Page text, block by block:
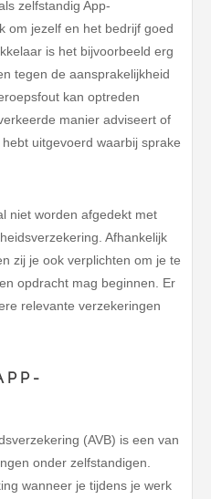
zelfstandig App-
om jezelf en het bedrijf goed
is het bijvoorbeeld erg
tegen de aansprakelijkheid
kan optreden
manier adviseert of
uitgevoerd waarbij sprake
niet worden afgedekt met
Afhankelijk
zij je ook verplichten om je te
opdracht mag beginnen. Er
relevante verzekeringen
(AVB) is een van
onder zelfstandigen.
wanneer je tijdens je werk